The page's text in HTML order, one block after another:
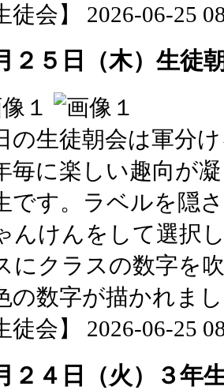
徒会】 2026-06-25
２５日（木）生徒
の生徒朝会は軍分
毎に楽しい趣向が
です。ラベルを隠
んけんをして選択
にクラスの数字を
の数字が描かれま
徒会】 2026-06-25
２４日（火）３年